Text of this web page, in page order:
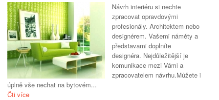
Návrh interiéru si nechte
zpracovat opravdovými
profesionály. Architektem nebo
designérem. Vašemi náměty a
představami doplníte
designéra. Nejdůležitější je
komunikace mezi Vámi a
zpracovatelem návrhu.Můžete i
úplně vše nechat na bytovém...
Čti více